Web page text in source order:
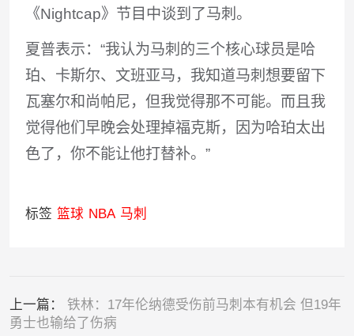
《Nightcap》节目中谈到了马刺。
夏普表示：“我认为马刺的三个核心球员是哈
珀、卡斯尔、文班亚马，我知道马刺想要留下
瓦塞尔和尚帕尼，但我觉得那不可能。而且我
觉得他们早晚会处理掉福克斯，因为哈珀太出
色了，你不能让他打替补。”
标签 篮球 NBA 马刺
上一篇： 铁林：17年伦纳德受伤前马刺本有机会 但19年
勇士也输给了伤病